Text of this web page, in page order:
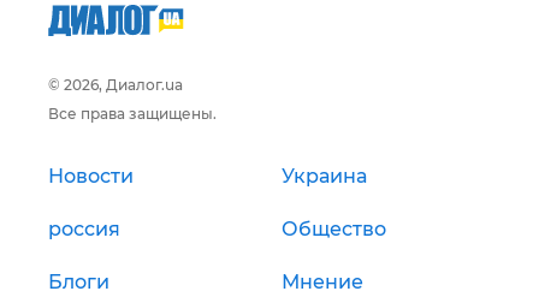
© 2026, Диалог.ua
Все права защищены.
Новости Украина
россия Общество
Блоги Мнение